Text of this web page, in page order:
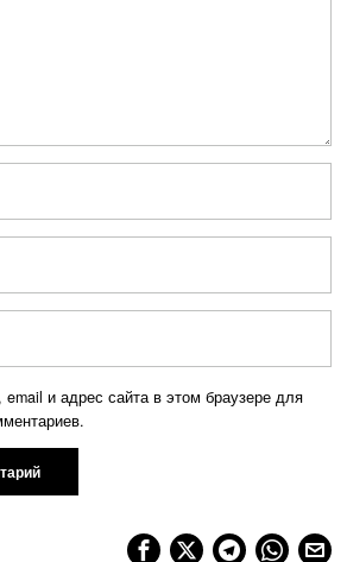
и адрес сайта в этом браузере для